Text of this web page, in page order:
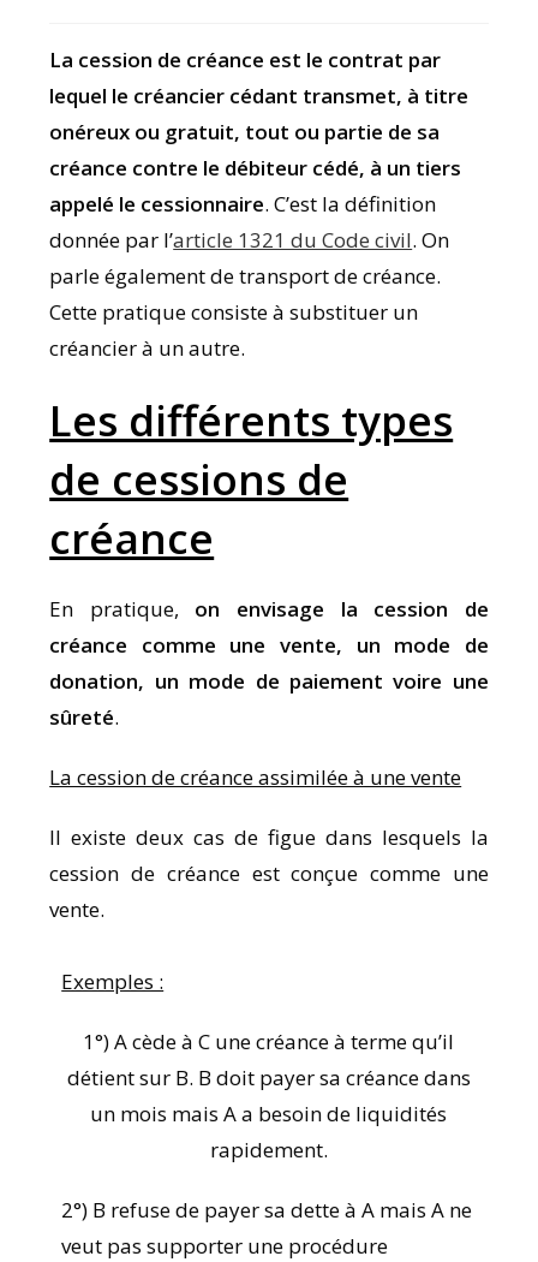
La cession de créance est le contrat par
lequel le créancier cédant transmet, à titre
onéreux ou gratuit, tout ou partie de sa
créance contre le débiteur cédé, à un tiers
appelé le cessionnaire. C’est la définition
donnée par l’article 1321 du Code civil. On
parle également de transport de créance.
Cette pratique consiste à substituer un
créancier à un autre.
Les différents types
de cessions de
créance
En pratique, on envisage la cession de
créance comme une vente, un mode de
donation, un mode de paiement voire une
sûreté.
La cession de créance assimilée à une vente
Il existe deux cas de figue dans lesquels la
cession de créance est conçue comme une
vente.
Exemples :
1°) A cède à C une créance à terme qu’il
détient sur B. B doit payer sa créance dans
un mois mais A a besoin de liquidités
rapidement.
2°) B refuse de payer sa dette à A mais A ne
veut pas supporter une procédure